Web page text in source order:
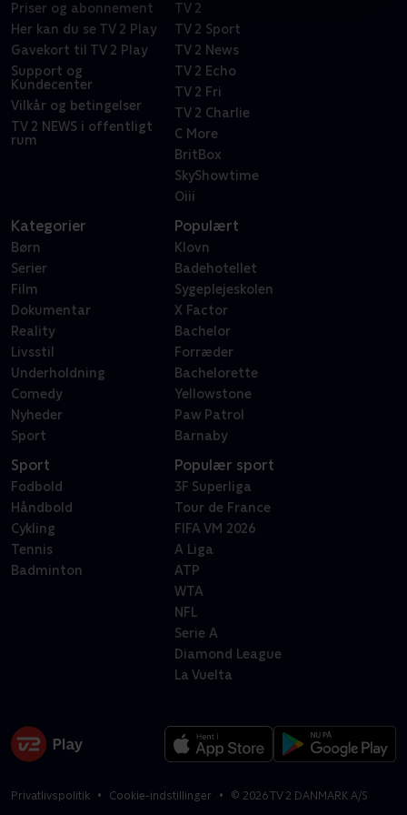
Priser og abonnement
Her kan du se TV 2 Play
Gavekort til TV 2 Play
Support og
Kundecenter
Vilkår og betingelser
TV 2 NEWS i offentligt
rum
TV 2
TV 2 Sport
TV 2 News
TV 2 Echo
TV 2 Fri
TV 2 Charlie
C More
BritBox
SkyShowtime
Oiii
Kategorier
Børn
Serier
Film
Dokumentar
Reality
Livsstil
Underholdning
Comedy
Nyheder
Sport
Populært
Klovn
Badehotellet
Sygeplejeskolen
X Factor
Bachelor
Forræder
Bachelorette
Yellowstone
Paw Patrol
Barnaby
Sport
Fodbold
Håndbold
Cykling
Tennis
Badminton
Populær sport
3F Superliga
Tour de France
FIFA VM 2026
A Liga
ATP
WTA
NFL
Serie A
Diamond League
La Vuelta
Privatlivspolitik Cookie-indstillinger © 2026TV 2 DANMARK A/S